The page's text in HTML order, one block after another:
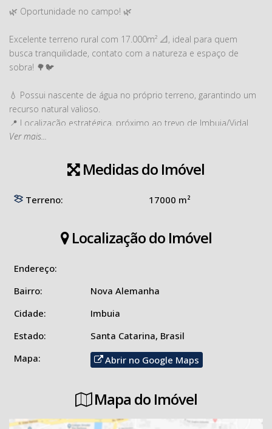
🌿 Oportunidade no campo! 🌿
Excelente terreno rural com 17.000m² 📐, ideal para quem
busca tranquilidade, contato com a natureza e espaço de
sobra! 🌳🐦
💧 Possui nascente de água no próprio terreno, garantindo um
recurso natural valioso.
📍 Localização estratégica, próximo ao trevo de Imbuia/Vidal
Ramos, com fácil acesso 🚗
🔄 Aceita trocas – excelente oportunidade para negociação!
Perfeito para lazer, moradia ou investimento! 🌄✨
Ver mais...
Medidas do Imóvel
Terreno: 17000 m²
Localização do Imóvel
Endereço:
Bairro:
Nova Alemanha
Cidade:
Imbuia
Estado:
Santa Catarina, Brasil
Mapa:
Abrir no Google Maps
Mapa do Imóvel